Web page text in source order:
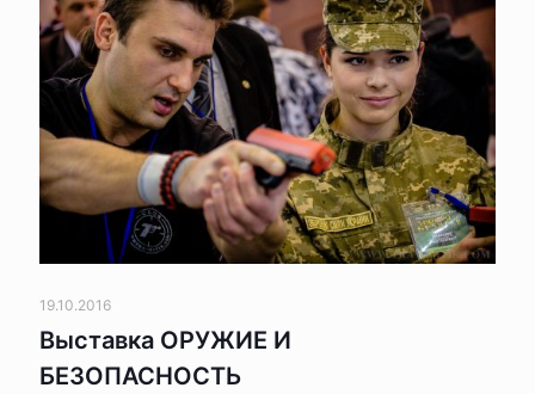
19.10.2016
Выставка ОРУЖИЕ И
БЕЗОПАСНОСТЬ